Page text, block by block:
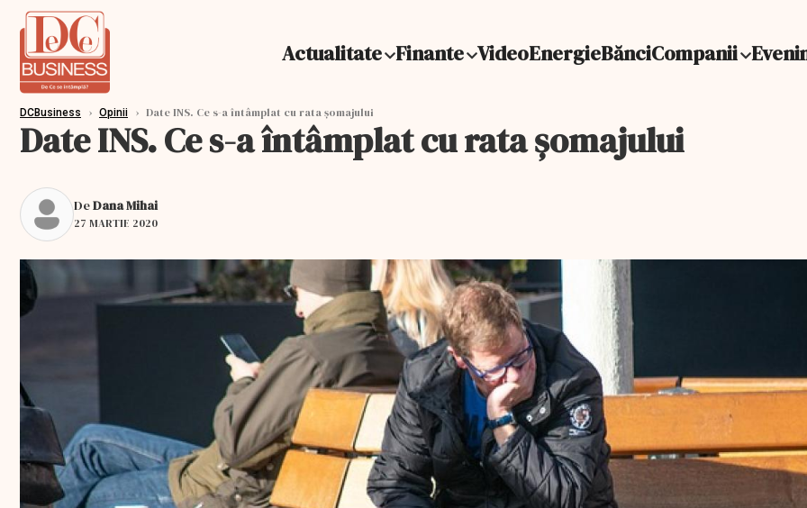
Actualitate Finante VideoEnergieBănciCompanii
DCBusiness › Opinii › Date INS. Ce s-a întâmplat cu rata șomajului
Date INS. Ce s-a întâmplat cu rata șomajului
DeDana Mihai
27 MARTIE 2020